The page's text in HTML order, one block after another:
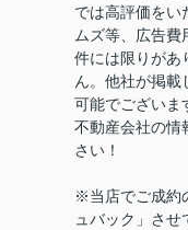
では高評価をい
ムズ等、広告費
件には限りがあ
ん。他社が掲載
可能でございま
不動産会社の情
さい！
※当店でご成約
ュバック」さ